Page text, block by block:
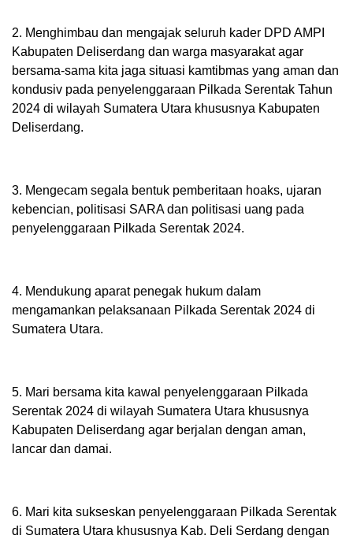
2. Menghimbau dan mengajak seluruh kader DPD AMPI
Kabupaten Deliserdang dan warga masyarakat agar
bersama-sama kita jaga situasi kamtibmas yang aman dan
kondusiv pada penyelenggaraan Pilkada Serentak Tahun
2024 di wilayah Sumatera Utara khususnya Kabupaten
Deliserdang.
3. Mengecam segala bentuk pemberitaan hoaks, ujaran
kebencian, politisasi SARA dan politisasi uang pada
penyelenggaraan Pilkada Serentak 2024.
4. Mendukung aparat penegak hukum dalam
mengamankan pelaksanaan Pilkada Serentak 2024 di
Sumatera Utara.
5. Mari bersama kita kawal penyelenggaraan Pilkada
Serentak 2024 di wilayah Sumatera Utara khususnya
Kabupaten Deliserdang agar berjalan dengan aman,
lancar dan damai.
6. Mari kita sukseskan penyelenggaraan Pilkada Serentak
di Sumatera Utara khususnya Kab. Deli Serdang dengan